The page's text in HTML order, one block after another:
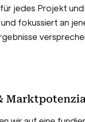
jedes Projekt und
fokussiert an